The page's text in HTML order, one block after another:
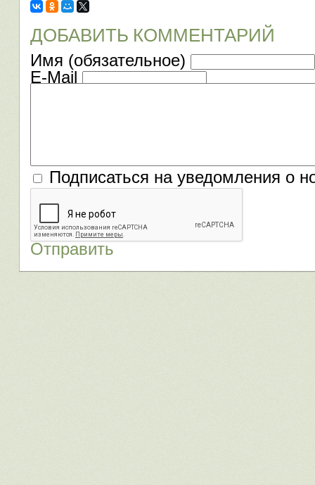
ДОБАВИТЬ КОММЕНТАРИЙ
Имя (обязательное)
E-Mail
Подписаться на уведомления о
Отправить